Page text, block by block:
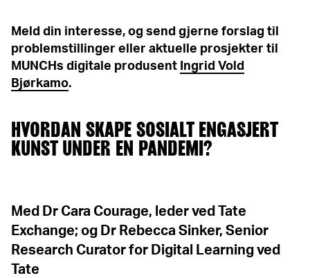
Meld din interesse, og send gjerne forslag til
problemstillinger eller aktuelle prosjekter til
MUNCHs digitale produsent Ingrid Vold
Bjørkamo.
HVORDAN SKAPE SOSIALT ENGASJERT
KUNST UNDER EN PANDEMI?
Med Dr Cara Courage, leder ved Tate
Exchange; og Dr Rebecca Sinker, Senior
Research Curator for Digital Learning ved
Tate